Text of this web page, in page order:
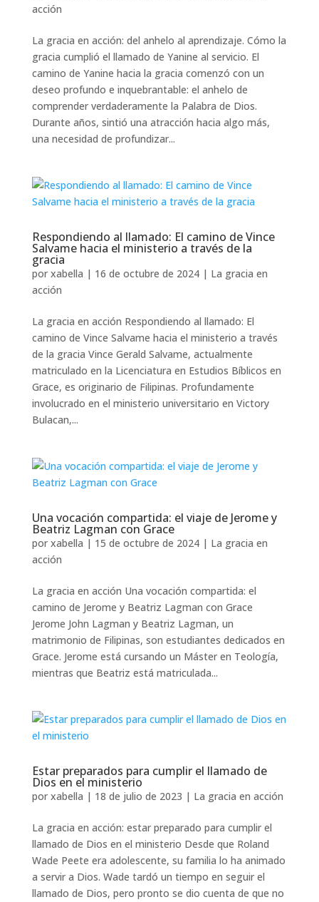
acción
La gracia en acción: del anhelo al aprendizaje. Cómo la
gracia cumplió el llamado de Yanine al servicio. El
camino de Yanine hacia la gracia comenzó con un
deseo profundo e inquebrantable: el anhelo de
comprender verdaderamente la Palabra de Dios.
Durante años, sintió una atracción hacia algo más,
una necesidad de profundizar...
Respondiendo al llamado: El camino de Vince
Salvame hacia el ministerio a través de la
gracia
por xabella | 16 de octubre de 2024| La gracia en
acción
La gracia en acción Respondiendo al llamado: El
camino de Vince Salvame hacia el ministerio a través
de la gracia Vince Gerald Salvame, actualmente
matriculado en la Licenciatura en Estudios Bíblicos en
Grace, es originario de Filipinas. Profundamente
involucrado en el ministerio universitario en Victory
Bulacan,...
Una vocación compartida: el viaje de Jerome y
Beatriz Lagman con Grace
por xabella | 15 de octubre de 2024| La gracia en
acción
La gracia en acción Una vocación compartida: el
camino de Jerome y Beatriz Lagman con Grace
Jerome John Lagman y Beatriz Lagman, un
matrimonio de Filipinas, son estudiantes dedicados en
Grace. Jerome está cursando un Máster en Teología,
mientras que Beatriz está matriculada...
Estar preparados para cumplir el llamado de
Dios en el ministerio
por xabella | 18 de julio de 2023 | La gracia en acción
La gracia en acción: estar preparado para cumplir el
llamado de Dios en el ministerio Desde que Roland
Wade Peete era adolescente, su familia lo ha animado
a servir a Dios. Wade tardó un tiempo en seguir el
llamado de Dios, pero pronto se dio cuenta de que no